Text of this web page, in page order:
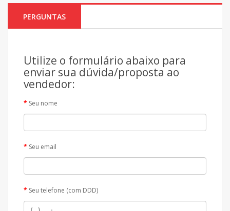
PERGUNTAS
Utilize o formulário abaixo para
enviar sua dúvida/proposta ao
vendedor:
Seu nome
Seu email
Seu telefone (com DDD)